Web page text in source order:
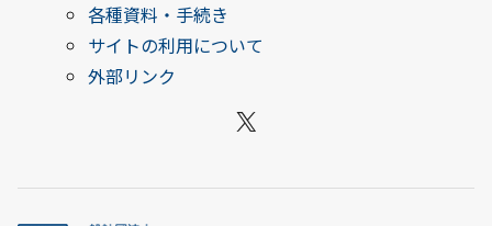
各種資料・手続き
サイトの利用について
外部リンク
X